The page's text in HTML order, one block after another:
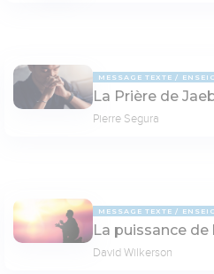
MESSAGE TEXTE
La Prière de
Pierre Segura
MESSAGE TEXTE
La puissance
David Wilkerson